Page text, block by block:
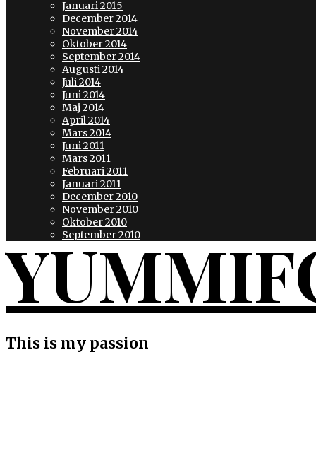
Januari 2015
December 2014
November 2014
Oktober 2014
September 2014
Augusti 2014
Juli 2014
Juni 2014
Maj 2014
April 2014
Mars 2014
Juni 2011
Mars 2011
Februari 2011
Januari 2011
December 2010
November 2010
Oktober 2010
September 2010
This is my passion